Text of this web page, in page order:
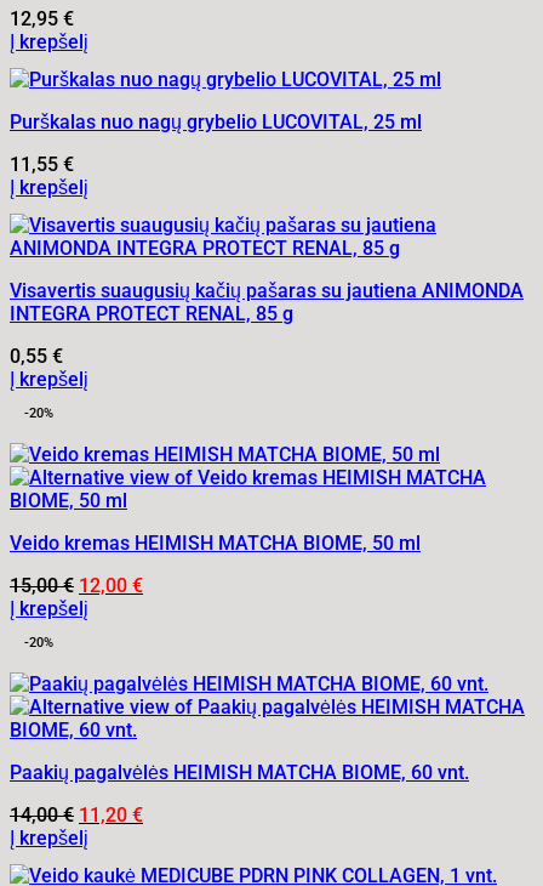
12,95 €
Į krepšelį
Purškalas nuo nagų grybelio LUCOVITAL, 25 ml
11,55 €
Į krepšelį
Visavertis suaugusių kačių pašaras su jautiena ANIMONDA
INTEGRA PROTECT RENAL, 85 g
0,55 €
Į krepšelį
-20%
Veido kremas HEIMISH MATCHA BIOME, 50 ml
15,00€ Original
price
12,00 €Current
Į krepšelį
-20%
Paakių pagalvėlės HEIMISH MATCHA BIOME, 60 vnt.
14,00€ Original
price
11,20 €Current
Į krepšelį